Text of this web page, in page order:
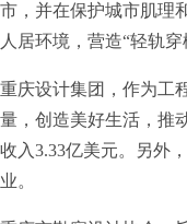
市，并在保护城市肌理
人居环境，营造“轻轨
重庆设计集团，作为工
量，创造美好生活，推
收入3.33亿美元。另外
业。